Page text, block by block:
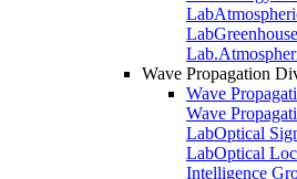
Lab
Lab
Lab.
Wave Propagation
Wave
Wave
LabOptical
LabOptical
Intelligence